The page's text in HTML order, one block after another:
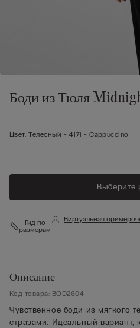
Боди из Тюля
Цвет: Телесный - 417i - Cappuccino
Выберите
Гид по
размерам
Виртуальная
Описание
Код товара: BOD2604
Чувственное боди из мягкого
стразами. Идеальный вариант,